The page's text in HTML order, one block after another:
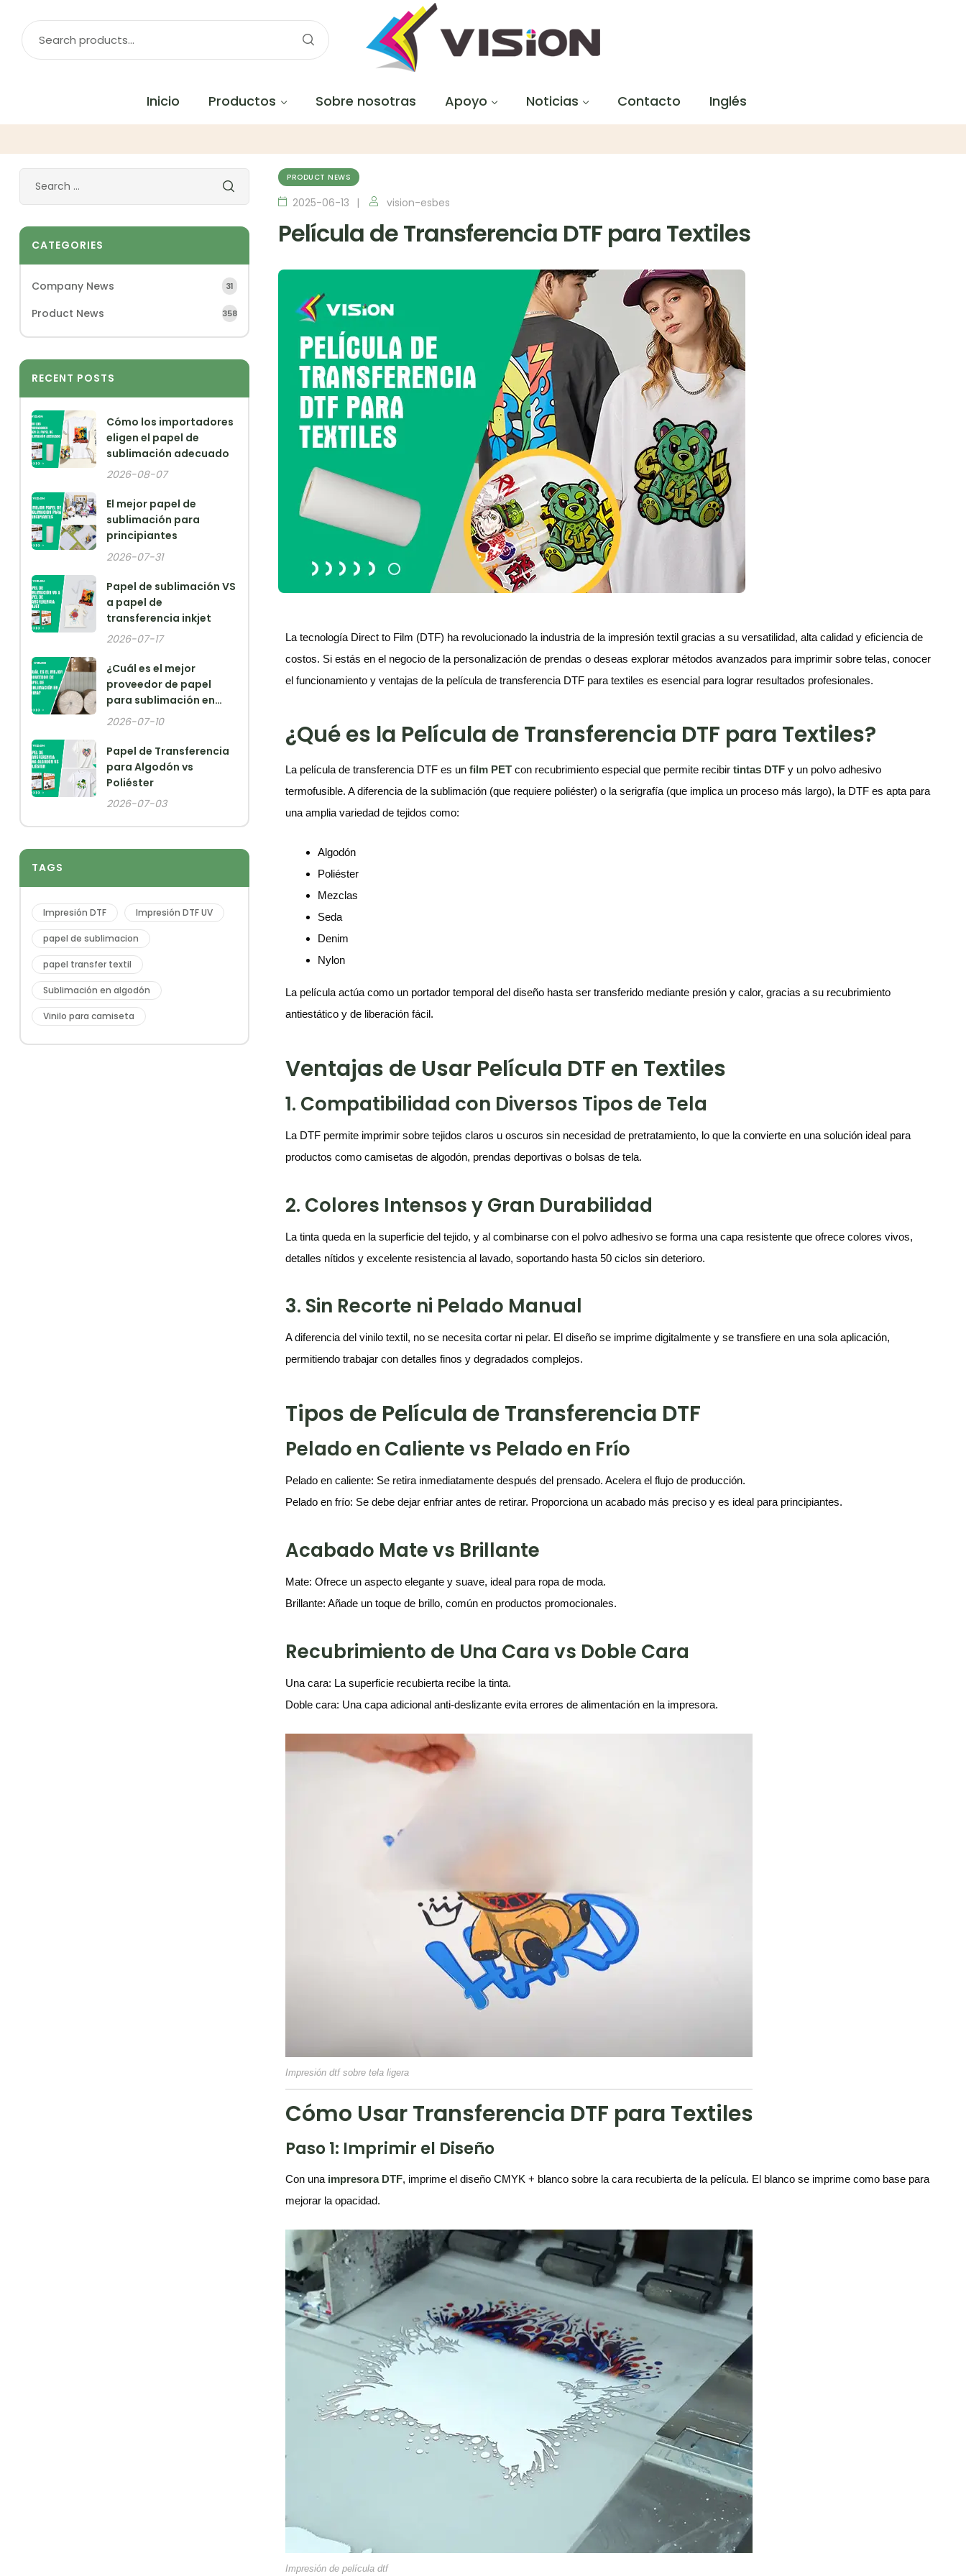
Inicio Productos Sobre nosotras Apoyo Noticias Contacto Inglés
PRODUCT NEWS
2025-06-13 vision-esbes
Película de Transferencia DTF para Textiles
La tecnología Direct to Film (DTF) ha revolucionado la industria de la impresión textil gracias a su versatilidad, alta calidad y eficiencia de
costos. Si estás en el negocio de la personalización de prendas o deseas explorar métodos avanzados para imprimir sobre telas, conocer
el funcionamiento y ventajas de la película de transferencia DTF para textiles es esencial para lograr resultados profesionales.
¿Qué es la Película de Transferencia DTF para Textiles?
La película de transferencia DTF es un film PET con recubrimiento especial que permite recibir tintas DTF y un polvo adhesivo
termofusible. A diferencia de la sublimación (que requiere poliéster) o la serigrafía (que implica un proceso más largo), la DTF es apta para
una amplia variedad de tejidos como:
Algodón
Poliéster
Mezclas
Seda
Denim
Nylon
La película actúa como un portador temporal del diseño hasta ser transferido mediante presión y calor, gracias a su recubrimiento
antiestático y de liberación fácil.
Ventajas de Usar Película DTF en Textiles
1. Compatibilidad con Diversos Tipos de Tela
La DTF permite imprimir sobre tejidos claros u oscuros sin necesidad de pretratamiento, lo que la convierte en una solución ideal para
productos como camisetas de algodón, prendas deportivas o bolsas de tela.
2. Colores Intensos y Gran Durabilidad
La tinta queda en la superficie del tejido, y al combinarse con el polvo adhesivo se forma una capa resistente que ofrece colores vivos,
detalles nítidos y excelente resistencia al lavado, soportando hasta 50 ciclos sin deterioro.
3. Sin Recorte ni Pelado Manual
A diferencia del vinilo textil, no se necesita cortar ni pelar. El diseño se imprime digitalmente y se transfiere en una sola aplicación,
permitiendo trabajar con detalles finos y degradados complejos.
Tipos de Película de Transferencia DTF
Pelado en Caliente vs Pelado en Frío
Pelado en caliente: Se retira inmediatamente después del prensado. Acelera el flujo de producción.
Pelado en frío: Se debe dejar enfriar antes de retirar. Proporciona un acabado más preciso y es ideal para principiantes.
Acabado Mate vs Brillante
Mate: Ofrece un aspecto elegante y suave, ideal para ropa de moda.
Brillante: Añade un toque de brillo, común en productos promocionales.
Recubrimiento de Una Cara vs Doble Cara
Una cara: La superficie recubierta recibe la tinta.
Doble cara: Una capa adicional anti-deslizante evita errores de alimentación en la impresora.
Impresión dtf sobre tela ligera
Cómo Usar Transferencia DTF para Textiles
Paso 1: Imprimir el Diseño
Con una impresora DTF, imprime el diseño CMYK + blanco sobre la cara recubierta de la película. El blanco se imprime como base para
mejorar la opacidad.
Impresión de película dtf
CATEGORIES
Company News 31
Product News 358
RECENT POSTS
Cómo los importadores
eligen el papel de
sublimación adecuado
2026-08-07
El mejor papel de
sublimación para
principiantes
2026-07-31
Papel de sublimación VS
a papel de
transferencia inkjet
2026-07-17
¿Cuál es el mejor
proveedor de papel
para sublimación en
China?
2026-07-10
Papel de Transferencia
para Algodón vs
Poliéster
2026-07-03
TAGS
Impresión DTF Impresión DTF UV
papel de sublimacion
papel transfer textil
Sublimación en algodón
Vinilo para camiseta